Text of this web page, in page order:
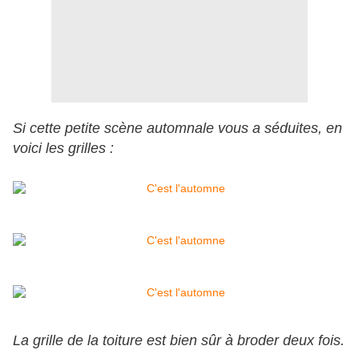
Si cette petite scène automnale vous a séduites, en
voici les grilles :
La grille de la toiture est bien sûr à broder deux fois.